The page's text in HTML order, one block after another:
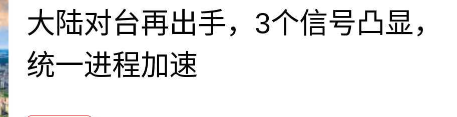
大陆对台再出手，3个信号凸显，
统一进程加速